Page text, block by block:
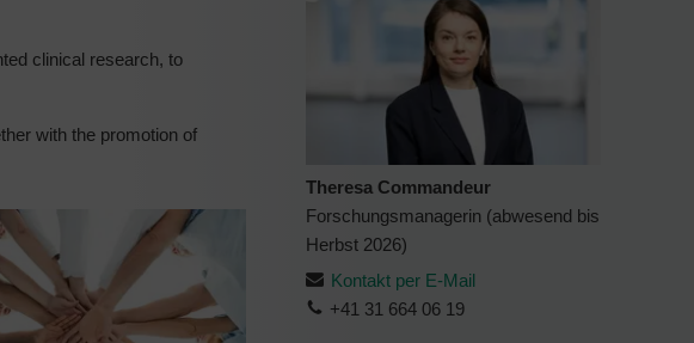
clinical research, to
with the promotion of
Theresa Commandeur
Forschungsmanagerin (abwesend bis
Herbst 2026)
Kontakt per E-Mail
+41 31 664 06 19